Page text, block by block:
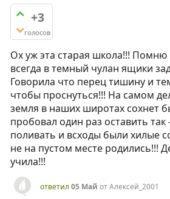
+3
голосов
Ох уж эта старая школа!!! Помню
всегда в темный чулан ящики
Говорила что перец тишину и
чтобы проснуться!!! На самом
земля в наших широтах сохнет
пробовал один раз оставить
поливать и всходы были хилые
не на пустом месте родились!!!
учила!!!
ответил 05 Май отАлексей_2001